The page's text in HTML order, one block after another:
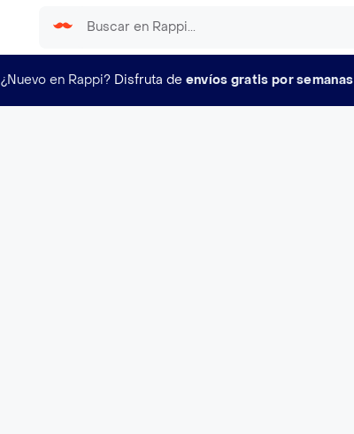
¿Nuevo en Rappi? Disfruta de envíos gratis por semanas